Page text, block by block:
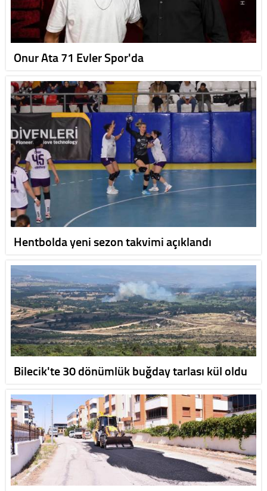
Onur Ata 71 Evler Spor'da
Hentbolda yeni sezon takvimi açıklandı
Bilecik'te 30 dönümlük buğday tarlası kül oldu